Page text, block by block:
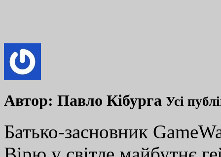
Автор: Павло Кібурга Усі
Батько-засновник